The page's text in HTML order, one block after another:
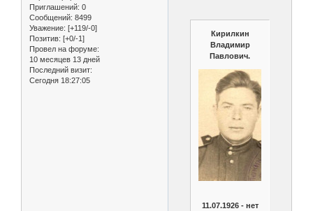
Приглашений: 0
Сообщений: 8499
Уважение: [+119/-0]
Позитив: [+0/-1]
Провел на форуме:
10 месяцев 13 дней
Последний визит:
Сегодня 18:27:05
Кирилкин
Владимир
Павлович.
11.07.1926 - нет